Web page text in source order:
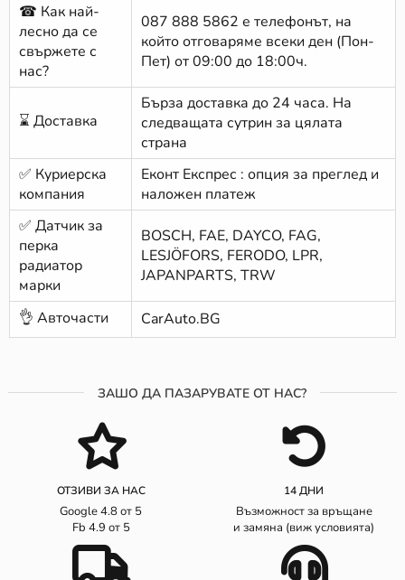
☎ Как най-
лесно да се
свържете с
нас?
087 888 5862 е телефонът, на
който отговаряме всеки ден (Пон-
Пет) от 09:00 до 18:00ч.
⌛ Доставка
Бърза доставка до 24 часа. На
следващата сутрин за цялата
страна
✅ Куриерска
компания
Еконт Експрес : опция за преглед и
наложен платеж
✅ Датчик за
перка
радиатор
марки
BOSCH, FAE, DAYCO, FAG,
LESJÖFORS, FERODO, LPR,
JAPANPARTS, TRW
👌 Авточасти CarAuto.BG
ЗАШО ДА ПАЗАРУВАТЕ ОТ НАС?
ОТЗИВИ ЗА НАС
Google 4.8 от 5
Fb 4.9 от 5
14 ДНИ
Възможност за връщане
и замяна (виж условията)